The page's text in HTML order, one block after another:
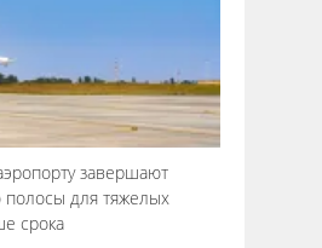
завершают
полосы для тяжелых
срока